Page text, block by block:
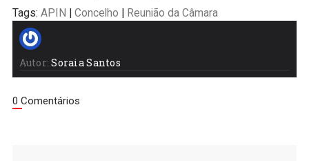
Tags: APIN Concelho Reunião da Câmara
Autor: Soraia Santos
0 Comentários